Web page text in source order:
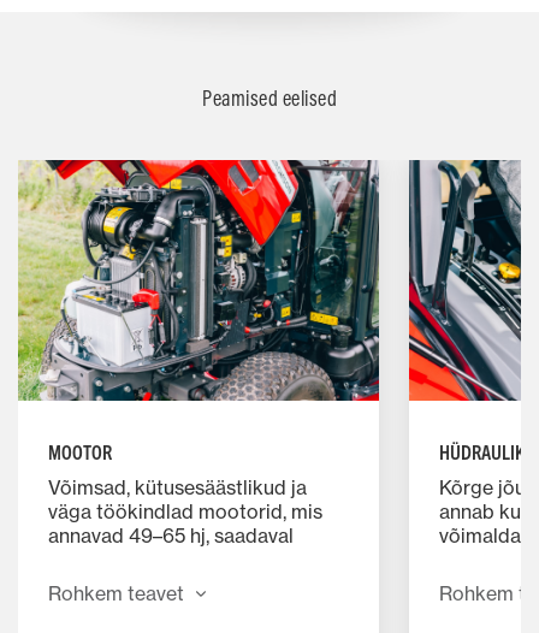
Peamised eelised
MOOTOR
Võimsad, kütusesäästlikud ja
väga töökindlad mootorid, mis
annavad 49–65 hj, saadaval
käigukastiga täpseks ja
ökonoomseks tööks.
Rohkem teavet
HÜDRAULIKA
Kõrge
annab
kasutust,
Rohkem